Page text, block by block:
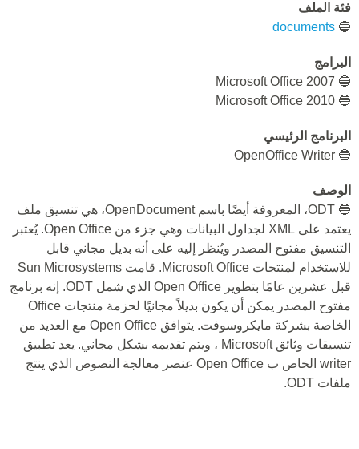
فئة الملف
🔵
documents
البرامج
🔵 Microsoft Office 2007
🔵 Microsoft Office 2010
البرنامج الرئيسي
🔵 OpenOffice Writer
الوصف
🔵 ODT، المعروفة أيضًا باسم OpenDocument، هي تنسيق ملف
يعتمد على XML لجداول البيانات وهي جزء من Open Office. يُعتبر
التنسيق مفتوح المصدر ويُنظر إليه على أنه بديل مجاني قابل
للاستخدام لمنتجات Microsoft Office. قامت Sun Microsystems
قبل عشرين عامًا بتطوير Open Office الذي شمل ODT. إنه برنامج
مفتوح المصدر يمكن أن يكون بديلاً مجانيًا لحزمة منتجات Office
الخاصة بشركة مايكروسوفت. يتوافق Open Office مع العديد من
تنسيقات وثائق Microsoft ، ويتم تقديمه بشكل مجاني. يعد تطبيق
writer الخاص ب Open Office عنصر معالجة النصوص الذي ينتج
ملفات ODT.